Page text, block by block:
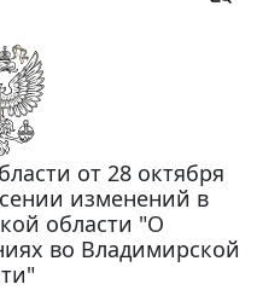
от 28 октября
изменений в
области "О
во Владимирской